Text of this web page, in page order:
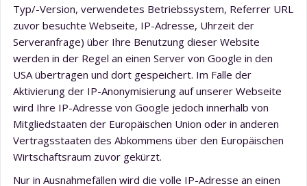
Typ/-Version, verwendetes Betriebssystem, Referrer URL
zuvor besuchte Webseite, IP-Adresse, Uhrzeit der
Serveranfrage) über Ihre Benutzung dieser Website
werden in der Regel an einen Server von Google in den
USA übertragen und dort gespeichert. Im Falle der
Aktivierung der IP-Anonymisierung auf unserer Webseite
wird Ihre IP-Adresse von Google jedoch innerhalb von
Mitgliedstaaten der Europäischen Union oder in anderen
Vertragsstaaten des Abkommens über den Europäischen
Wirtschaftsraum zuvor gekürzt.
Nur in Ausnahmefällen wird die volle IP-Adresse an einen